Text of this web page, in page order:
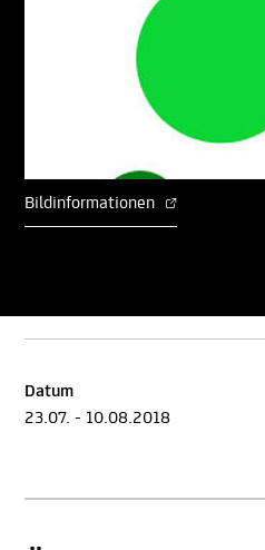
Bildinformationen
Datum
23.07. - 10.08.2018